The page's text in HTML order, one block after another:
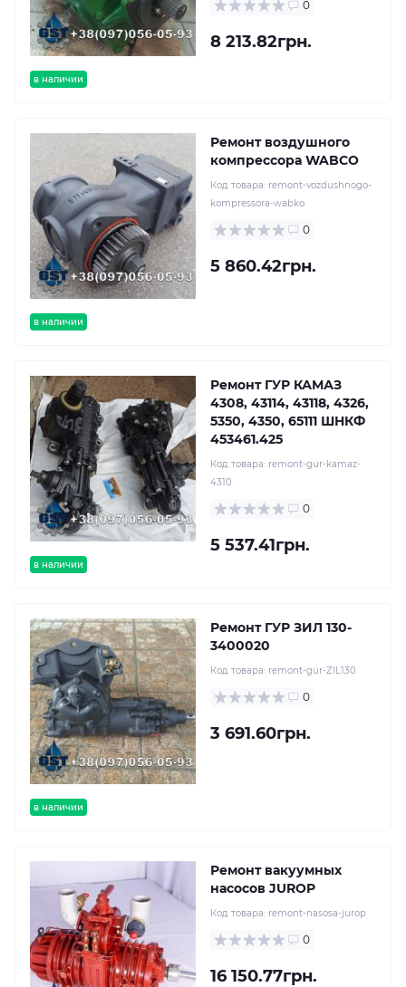
в наличии
0
8 213.82грн.
в наличии
Ремонт воздушного
компрессора WABCO
Код товара: remont-vozdushnogo-
kompressora-wabko
0
5 860.42грн.
в наличии
Ремонт ГУР КАМАЗ
4308, 43114, 43118, 4326,
5350, 4350, 65111 ШНКФ
453461.425
Код товара: remont-gur-kamaz-
4310
0
5 537.41грн.
в наличии
Ремонт ГУР ЗИЛ 130-
3400020
Код товара: remont-gur-ZIL130
0
3 691.60грн.
Ремонт вакуумных
насосов JUROP
Код товара: remont-nasosa-jurop
0
16 150.77грн.